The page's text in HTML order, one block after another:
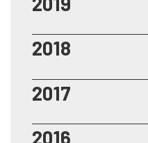
2018
2017
2016